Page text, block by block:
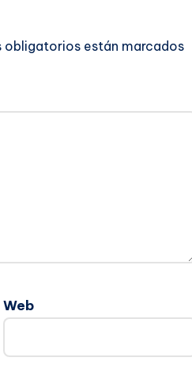
obligatorios están marcados
Web